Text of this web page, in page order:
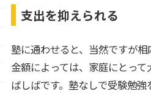
支出を抑えられる
塾に通わせると、当然ですが相
金額によっては、家庭にとっ
ばしばです。塾なしで受験勉